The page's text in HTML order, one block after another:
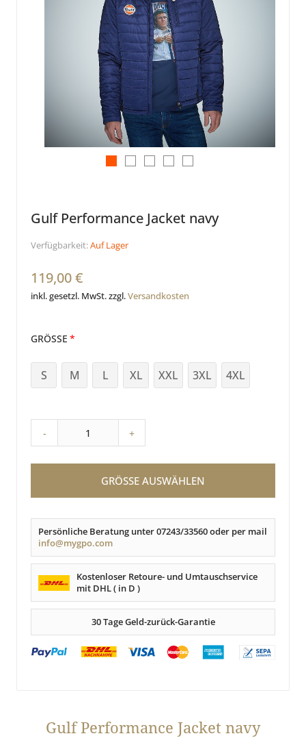
Gulf Performance Jacket navy
Verfügbarkeit:Auf Lager
119,00 €
inkl. gesetzl. MwSt. zzgl.Versandkosten
GRÖSSE
S M L XL XXL 3XL 4XL
- +
GRÖSSE AUSWÄHLEN
Persönliche Beratung unter 07243/33560 oder per mail
info@mygpo.com
Kostenloser Retoure- und Umtauschservice
mit DHL ( in D )
30 Tage Geld-zurück-Garantie
Gulf Performance Jacket navy